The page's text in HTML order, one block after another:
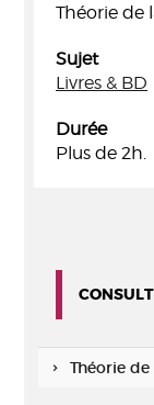
Théorie de
Sujet
Livres & BD
Durée
Plus de 2h.
Théorie